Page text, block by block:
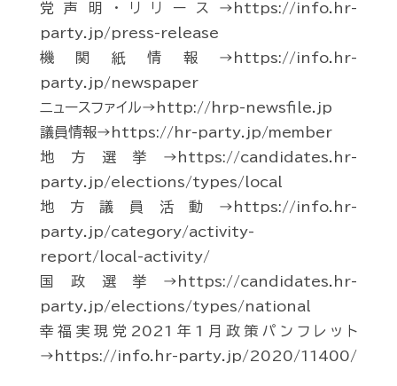
党声明・リリース→https://info.hr-
party.jp/press-release
機関紙情報→https://info.hr-
party.jp/newspaper
ニュースファイル→http://hrp-newsfile.jp
議員情報→https://hr-party.jp/member
地方選挙→https://candidates.hr-
party.jp/elections/types/local
地方議員活動→https://info.hr-
party.jp/category/activity-
report/local-activity/
国政選挙→https://candidates.hr-
party.jp/elections/types/national
幸福実現党2021年1月政策パンフレット
→https://info.hr-party.jp/2020/11400/